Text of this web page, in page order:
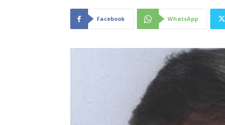
Facebook WhatsApp